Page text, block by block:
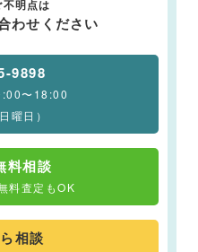
明点は
わせください
9898
〜18:00
曜日）
料相談
料査定もOK
相談